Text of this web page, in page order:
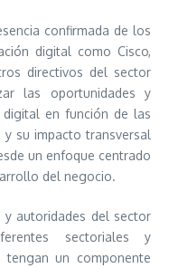
confirmada de los
digital como Cisco,
directivos del sector
las oportunidades y
en función de las
su impacto transversal
un enfoque centrado
del negocio.
y autoridades del sector
sectoriales y
tengan un componente